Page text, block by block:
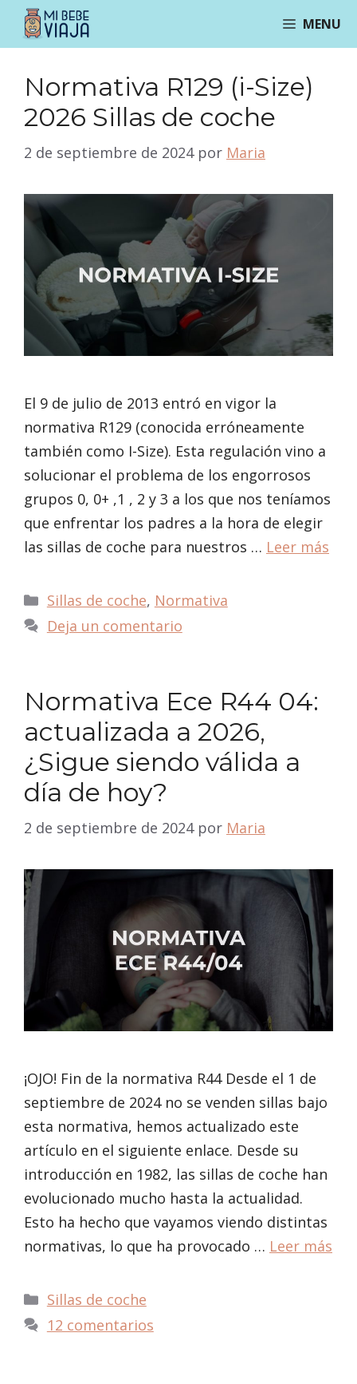
Saltar
MENU
Normativa R129 (i-Size)
2026 Sillas de coche
2 de septiembre de 2024 por Maria
El 9 de julio de 2013 entró en vigor la
normativa R129 (conocida erróneamente
también como I-Size). Esta regulación vino a
solucionar el problema de los engorrosos
grupos 0, 0+ ,1 , 2 y 3 a los que nos teníamos
que enfrentar los padres a la hora de elegir
las sillas de coche para nuestros … Leer más
Categorías
Sillas de coche, Normativa
Deja un comentario
Normativa Ece R44 04:
actualizada a 2026,
¿Sigue siendo válida a
día de hoy?
2 de septiembre de 2024 por Maria
¡OJO! Fin de la normativa R44 Desde el 1 de
septiembre de 2024 no se venden sillas bajo
esta normativa, hemos actualizado este
artículo en el siguiente enlace. Desde su
introducción en 1982, las sillas de coche han
evolucionado mucho hasta la actualidad.
Esto ha hecho que vayamos viendo distintas
normativas, lo que ha provocado … Leer más
Categorías
Sillas de coche
12 comentarios